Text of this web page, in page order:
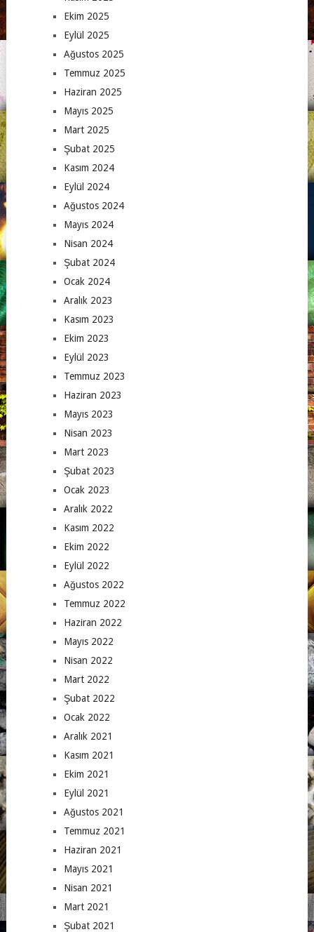
Ekim 2025
Eylül 2025
Ağustos 2025
Temmuz 2025
Haziran 2025
Mayıs 2025
Mart 2025
Şubat 2025
Kasım 2024
Eylül 2024
Ağustos 2024
Mayıs 2024
Nisan 2024
Şubat 2024
Ocak 2024
Aralık 2023
Kasım 2023
Ekim 2023
Eylül 2023
Temmuz 2023
Haziran 2023
Mayıs 2023
Nisan 2023
Mart 2023
Şubat 2023
Ocak 2023
Aralık 2022
Kasım 2022
Ekim 2022
Eylül 2022
Ağustos 2022
Temmuz 2022
Haziran 2022
Mayıs 2022
Nisan 2022
Mart 2022
Şubat 2022
Ocak 2022
Aralık 2021
Kasım 2021
Ekim 2021
Eylül 2021
Ağustos 2021
Temmuz 2021
Haziran 2021
Mayıs 2021
Nisan 2021
Mart 2021
Şubat 2021